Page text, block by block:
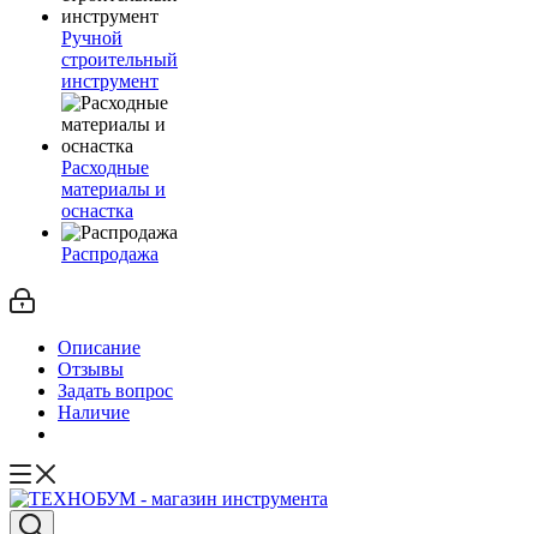
Ручной
строительный
инструмент
Расходные
материалы и
оснастка
Распродажа
Описание
Отзывы
Задать вопрос
Наличие